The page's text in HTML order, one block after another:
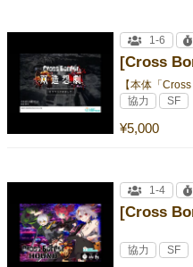
¥5,000
1-6
協力 SF
1-4
協力 SF